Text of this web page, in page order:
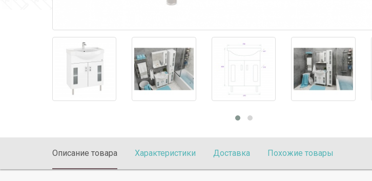
Описание товара Характеристики Доставка Похожие товары